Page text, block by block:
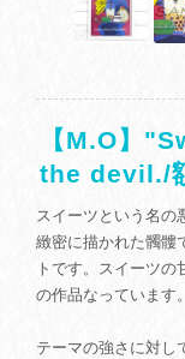
【M.O】
the devil./
スイーツという名の
緻密に描かれた髑髏
トです。スイーツの
の作品なっています。
テーマの強さに対し